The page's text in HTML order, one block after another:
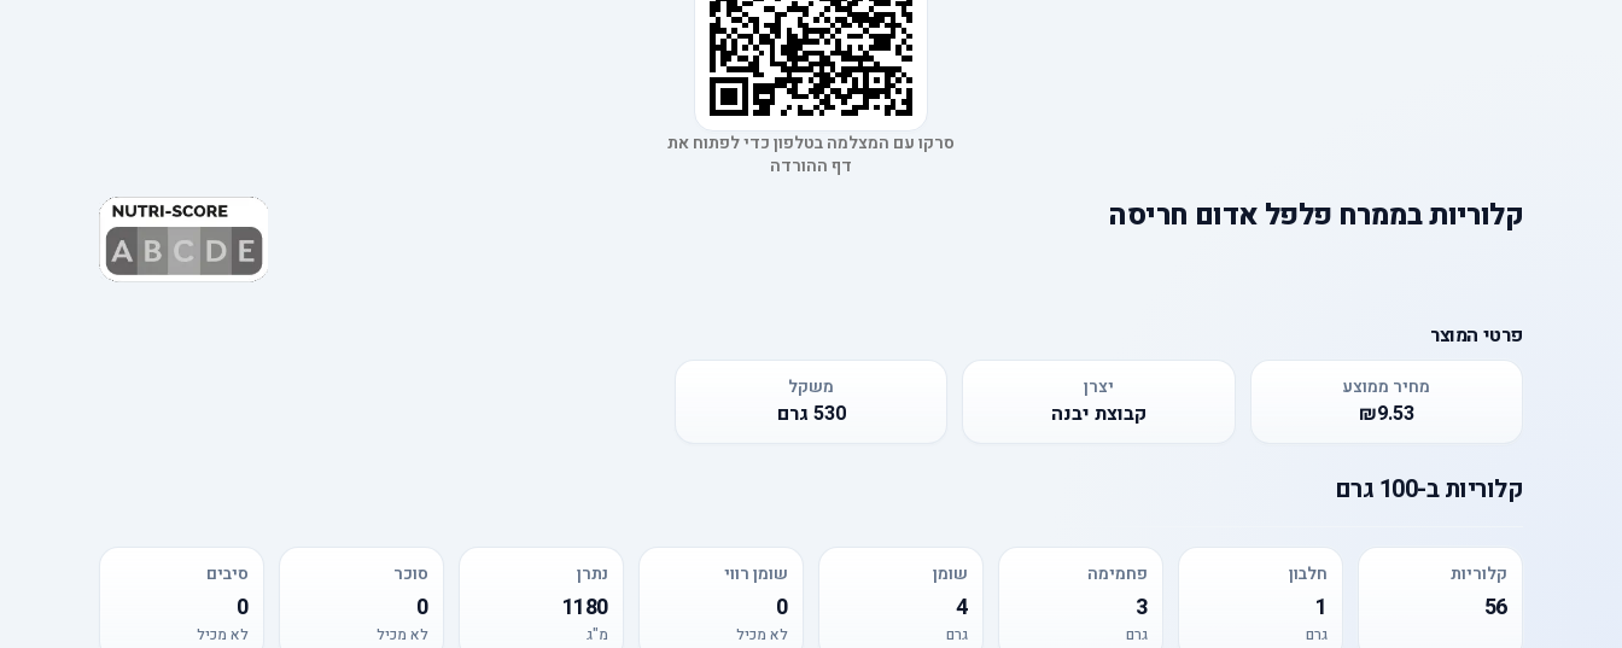
סרקו עם המצלמה בטלפון כדי לפתוח את
דף ההורדה
קלוריותבממרח פלפל אדום חריסה
פרטי המוצר
מחיר ממוצע
₪9.53
יצרן
קבוצת יבנה
משקל
530 גרם
קלוריותב-100 גרם
קלוריות
56
חלבון
1
גרם
פחמימה
3
גרם
שומן
4
גרם
שומן רווי
0
לא מכיל
נתרן
1180
מ"ג
סוכר
0
לא מכיל
סיבים
0
לא מכיל